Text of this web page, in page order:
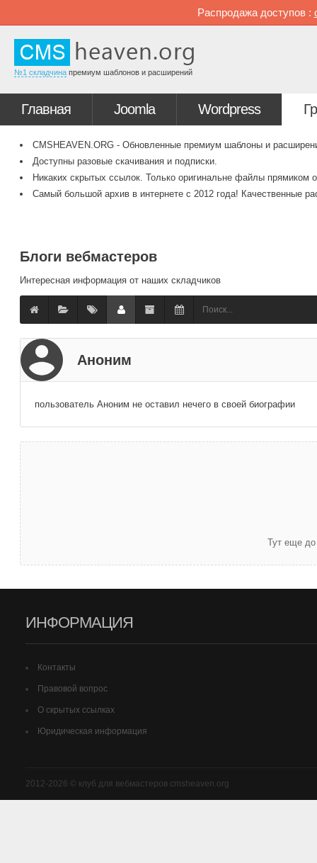
Распродажа доступов :
№1 складчина премиум шаблонов и расширений
Главная Joomla Wordpress
CMSHEAVEN.ORG - Обновленные премиум шаблоны и
Доступны разовые скачивания и подписки.
Никаких скрытых ссылок. Только оригинальне файлы прямиком
Самый большой архив в интернете с 2012 года! Качественные
Блоги вебмастеров
Интересная информация от наших складчиков
Аноним
пользователь Аноним не оставил нечего в своей биографии
Тут еще до
ИНФОРМАЦИЯ
Контакты
Правовой вопрос
О скрытых ссылках
Юридическая информация
2012-2026 © клуб для вебмастеров cmsheaven.org